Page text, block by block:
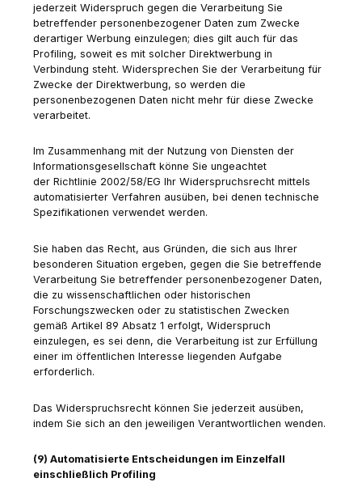
jederzeit Widerspruch gegen die Verarbeitung Sie
betreffender personenbezogener Daten zum Zwecke
derartiger Werbung einzulegen; dies gilt auch für das
Profiling, soweit es mit solcher Direktwerbung in
Verbindung steht. Widersprechen Sie der Verarbeitung für
Zwecke der Direktwerbung, so werden die
personenbezogenen Daten nicht mehr für diese Zwecke
verarbeitet.
Im Zusammenhang mit der Nutzung von Diensten der
Informationsgesellschaft könne Sie ungeachtet
der Richtlinie 2002/58/EG Ihr Widerspruchsrecht mittels
automatisierter Verfahren ausüben, bei denen technische
Spezifikationen verwendet werden.
Sie haben das Recht, aus Gründen, die sich aus Ihrer
besonderen Situation ergeben, gegen die Sie betreffende
Verarbeitung Sie betreffender personenbezogener Daten,
die zu wissenschaftlichen oder historischen
Forschungszwecken oder zu statistischen Zwecken
gemäß Artikel 89 Absatz 1 erfolgt, Widerspruch
einzulegen, es sei denn, die Verarbeitung ist zur Erfüllung
einer im öffentlichen Interesse liegenden Aufgabe
erforderlich.
Das Widerspruchsrecht können Sie jederzeit ausüben,
indem Sie sich an den jeweiligen Verantwortlichen wenden.
(9) Automatisierte Entscheidungen im Einzelfall
einschließlich Profiling